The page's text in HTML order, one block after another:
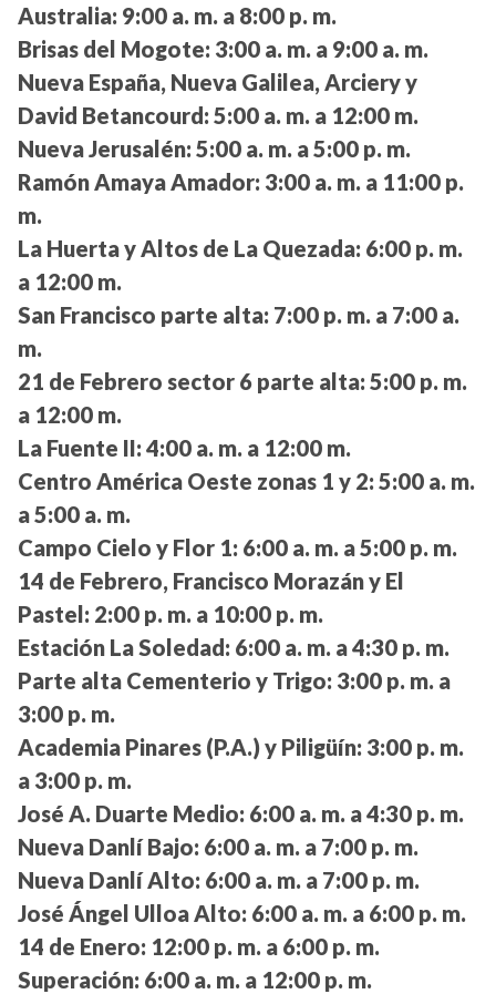
Australia: 9:00 a. m. a 8:00 p. m.
Brisas del Mogote: 3:00 a. m. a 9:00 a. m.
Nueva España, Nueva Galilea, Arciery y
David Betancourd: 5:00 a. m. a 12:00 m.
Nueva Jerusalén: 5:00 a. m. a 5:00 p. m.
Ramón Amaya Amador: 3:00 a. m. a 11:00 p.
m.
La Huerta y Altos de La Quezada: 6:00 p. m.
a 12:00 m.
San Francisco parte alta: 7:00 p. m. a 7:00 a.
m.
21 de Febrero sector 6 parte alta: 5:00 p. m.
a 12:00 m.
La Fuente II: 4:00 a. m. a 12:00 m.
Centro América Oeste zonas 1 y 2: 5:00 a. m.
a 5:00 a. m.
Campo Cielo y Flor 1: 6:00 a. m. a 5:00 p. m.
14 de Febrero, Francisco Morazán y El
Pastel: 2:00 p. m. a 10:00 p. m.
Estación La Soledad: 6:00 a. m. a 4:30 p. m.
Parte alta Cementerio y Trigo: 3:00 p. m. a
3:00 p. m.
Academia Pinares (P.A.) y Piligüín: 3:00 p. m.
a 3:00 p. m.
José A. Duarte Medio: 6:00 a. m. a 4:30 p. m.
Nueva Danlí Bajo: 6:00 a. m. a 7:00 p. m.
Nueva Danlí Alto: 6:00 a. m. a 7:00 p. m.
José Ángel Ulloa Alto: 6:00 a. m. a 6:00 p. m.
14 de Enero: 12:00 p. m. a 6:00 p. m.
Superación: 6:00 a. m. a 12:00 p. m.